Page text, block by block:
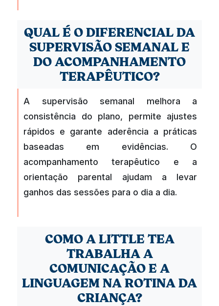
QUAL É O DIFERENCIAL DA
SUPERVISÃO SEMANAL E
DO ACOMPANHAMENTO
TERAPÊUTICO?
A supervisão semanal melhora a
consistência do plano, permite ajustes
rápidos e garante aderência a práticas
baseadas em evidências. O
acompanhamento terapêutico e a
orientação parental ajudam a levar
ganhos das sessões para o dia a dia.
COMO A LITTLE TEA
TRABALHA A
COMUNICAÇÃO E A
LINGUAGEM NA ROTINA DA
CRIANÇA?